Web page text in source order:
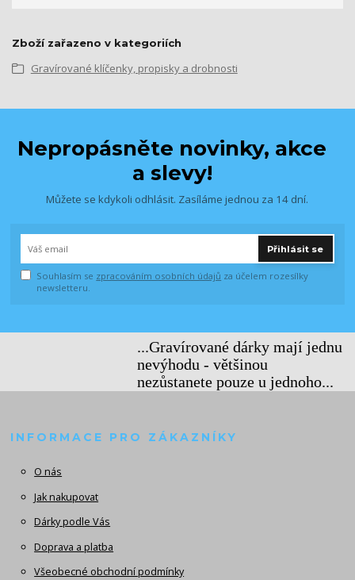
Zboží zařazeno v kategoriích
Gravírované klíčenky, propisky a drobnosti
Nepropásněte novinky, akce
a slevy!
Můžete se kdykoli odhlásit. Zasíláme jednou za 14 dní.
Přihlásit se
Souhlasím se zpracováním osobních údajů za účelem rozesílky
newsletteru.
...Gravírované dárky mají jednu
nevýhodu - většinou
nezůstanete pouze u jednoho...
INFORMACE PRO ZÁKAZNÍKY
O nás
Jak nakupovat
Dárky podle Vás
Doprava a platba
Všeobecné obchodní podmínky